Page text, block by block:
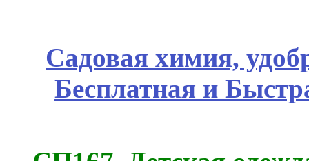
Садовая химия,
Бесплатная и